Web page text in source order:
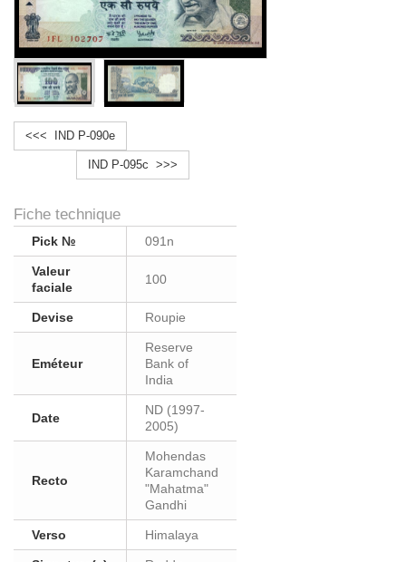
<<< IND P-090e
IND P-095c >>>
Fiche technique
Pick № 091n
Valeur
faciale
100
Devise Roupie
Eméteur
Reserve
Bank of
India
Date
ND (1997-
2005)
Recto
Mohendas
Karamchand
"Mahatma"
Gandhi
Verso Himalaya